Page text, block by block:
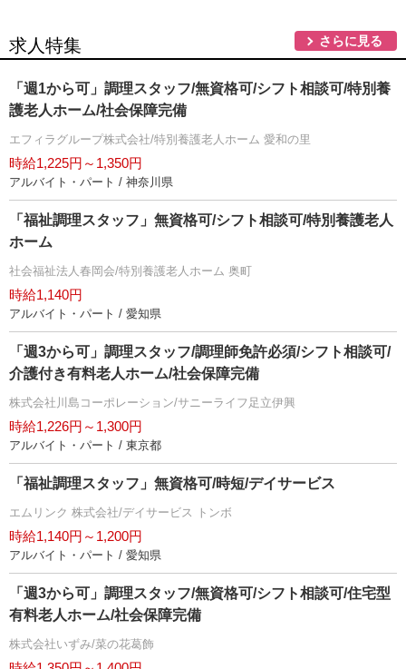
求人特集 さらに見る
「週1から可」調理スタッフ/無資格可/シフト相談可/特別養
護老人ホーム/社会保障完備
エフィラグループ株式会社/特別養護老人ホーム 愛和の里
時給1,225円～1,350円
アルバイト・パート / 神奈川県
「福祉調理スタッフ」無資格可/シフト相談可/特別養護老人
ホーム
社会福祉法人春岡会/特別養護老人ホーム 奥町
時給1,140円
アルバイト・パート / 愛知県
「週3から可」調理スタッフ/調理師免許必須/シフト相談可/
介護付き有料老人ホーム/社会保障完備
株式会社川島コーポレーション/サニーライフ足立伊興
時給1,226円～1,300円
アルバイト・パート / 東京都
「福祉調理スタッフ」無資格可/時短/デイサービス
エムリンク 株式会社/デイサービス トンボ
時給1,140円～1,200円
アルバイト・パート / 愛知県
「週3から可」調理スタッフ/無資格可/シフト相談可/住宅型
有料老人ホーム/社会保障完備
株式会社いずみ/菜の花葛飾